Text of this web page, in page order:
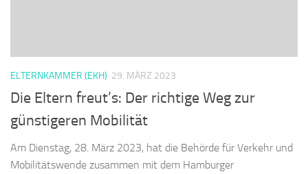
ELTERNKAMMER (EKH) 29. MÄRZ 2023
Die Eltern freut’s: Der richtige Weg zur
günstigeren Mobilität
Am Dienstag, 28. März 2023, hat die Behörde für Verkehr und
Mobilitätswende zusammen mit dem Hamburger